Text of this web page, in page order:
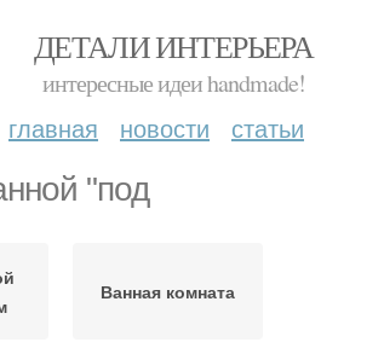
ДЕТАЛИ ИНТЕРЬЕРА
интересные идеи handmade!
главная новости статьи
"под
Ванная комната